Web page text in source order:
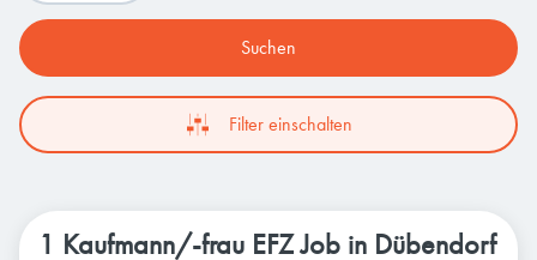
Suchen
Filter einschalten
1 Kaufmann/-frau EFZ Job in Dübendorf